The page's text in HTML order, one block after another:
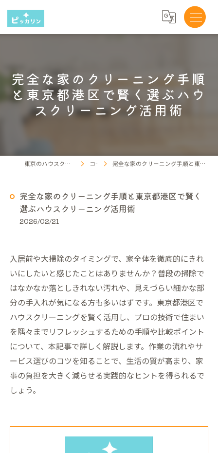
完全な家のクリーニング手順
と東京都港区で賢く選ぶハウ
スクリーニング活用術
東京のハウスクリーニングならピッカリン コラム 完全な家のクリーニング手順と東京都港区で賢く選ぶハウスクリーニング活用術
完全な家のクリーニング手順と東京都港区で賢く
選ぶハウスクリーニング活用術
2026/02/21
入居前や大掃除のタイミングで、家全体を徹底的にきれ
いにしたいと感じたことはありませんか？普段の掃除で
はなかなか落としきれない汚れや、見えづらい細かな部
分の手入れが気になる方も多いはずです。東京都港区で
ハウスクリーニングを賢く活用し、プロの技術で住まい
を隅々までリフレッシュするための手順や比較ポイント
について、本記事で詳しく解説します。作業の流れやサ
ービス選びのコツを知ることで、生活の質が高まり、家
事の負担を大きく減らせる実践的なヒントを得られるで
しょう。